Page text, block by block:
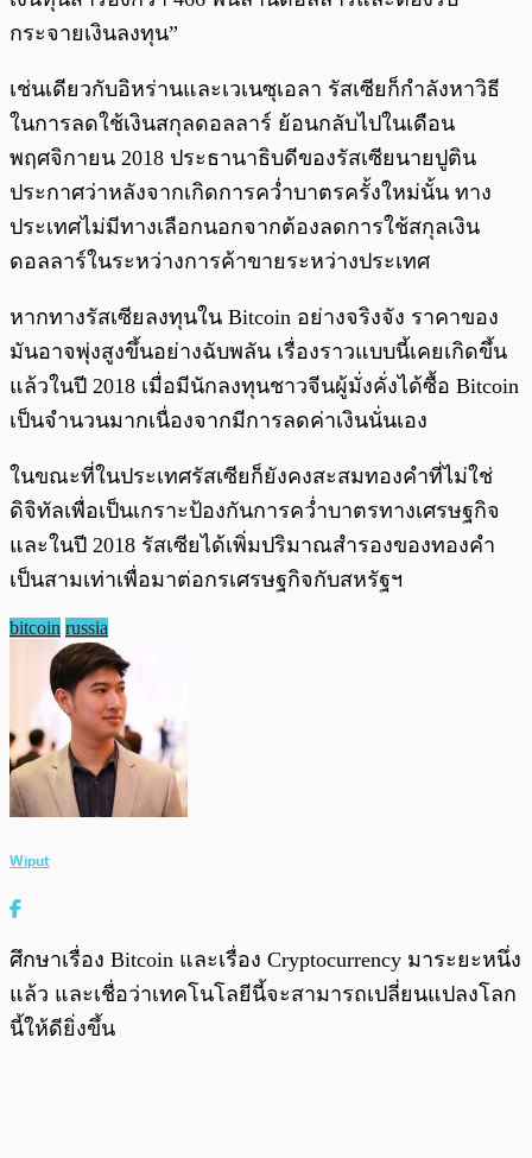
กระจายเงินลงทุน”
เช่นเดียวกับอิหร่านและเวเนซุเอลา รัสเซียก็กำลังหาวิธี
ในการลดใช้เงินสกุลดอลลาร์ ย้อนกลับไปในเดือน
พฤศจิกายน 2018 ประธานาธิบดีของรัสเซียนายปูติน
ประกาศว่าหลังจากเกิดการคว่ำบาตรครั้งใหม่นั้น ทาง
ประเทศไม่มีทางเลือกนอกจากต้องลดการใช้สกุลเงิน
ดอลลาร์ในระหว่างการค้าขายระหว่างประเทศ
หากทางรัสเซียลงทุนใน Bitcoin อย่างจริงจัง ราคาของ
มันอาจพุ่งสูงขึ้นอย่างฉับพลัน เรื่องราวแบบนี้เคยเกิดขึ้น
แล้วในปี 2018 เมื่อมีนักลงทุนชาวจีนผู้มั่งคั่งได้ซื้อ Bitcoin
เป็นจำนวนมากเนื่องจากมีการลดค่าเงินนั่นเอง
ในขณะที่ในประเทศรัสเซียก็ยังคงสะสมทองคำที่ไม่ใช่
ดิจิทัลเพื่อเป็นเกราะป้องกันการคว่ำบาตรทางเศรษฐกิจ
และในปี 2018 รัสเซียได้เพิ่มปริมาณสำรองของทองคำ
เป็นสามเท่าเพื่อมาต่อกรเศรษฐกิจกับสหรัฐฯ
bitcoin russia
Wiput
ศึกษาเรื่อง Bitcoin และเรื่อง Cryptocurrency มาระยะหนึ่ง
แล้ว และเชื่อว่าเทคโนโลยีนี้จะสามารถเปลี่ยนแปลงโลก
นี้ให้ดียิ่งขึ้น